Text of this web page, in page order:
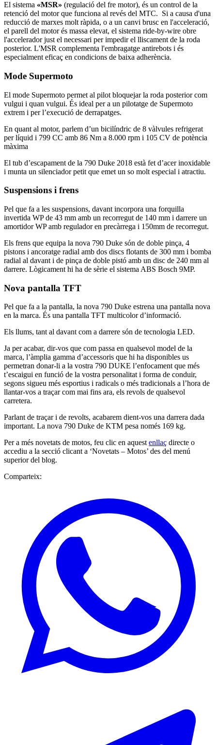
El sistema «MSR» (regulació del fre motor), és un control de la
retenció del motor que funciona al revés del MTC. Si a causa d'una
reducció de marxes molt ràpida, o a un canvi brusc en l'acceleració,
el parell del motor és massa elevat, el sistema ride-by-wire obre
l'accelerador just el necessari per impedir el lliscament de la roda
posterior. L'MSR complementa l'embragatge antirebots i és
especialment eficaç en condicions de baixa adherència.
Mode Supermoto
El mode Supermoto permet al pilot bloquejar la roda posterior com
vulgui i quan vulgui. És ideal per a un pilotatge de Supermoto
extrem i per l’execució de derrapatges.
En quant al motor, parlem d’un bicilíndric de 8 vàlvules refrigerat
per líquid i 799 CC amb 86 Nm a 8.000 rpm i 105 CV de potència
màxima
El tub d’escapament de la 790 Duke 2018 està fet d’acer inoxidable
i munta un silenciador petit que emet un so molt especial i atractiu.
Suspensions i frens
Pel que fa a les suspensions, davant incorpora una forquilla
invertida WP de 43 mm amb un recorregut de 140 mm i darrere un
amortidor WP amb regulador en precàrrega i 150mm de recorregut.
Els frens que equipa la nova 790 Duke són de doble pinça, 4
pistons i ancoratge radial amb dos discs flotants de 300 mm i bomba
radial al davant i de pinça de doble pistó amb un disc de 240 mm al
darrere. Lògicament hi ha de sèrie el sistema ABS Bosch 9MP.
Nova pantalla TFT
Pel que fa a la pantalla, la nova 790 Duke estrena una pantalla nova
en la marca. És una pantalla TFT multicolor d’informació.
Els llums, tant al davant com a darrere són de tecnologia LED.
Ja per acabar, dir-vos que com passa en qualsevol model de la
marca, l’àmplia gamma d’accessoris que hi ha disponibles us
permetran donar-li a la vostra 790 DUKE l’enfocament que més
t’escaigui en funció de la vostra personalitat i forma de conduir,
segons sigueu més esportius i radicals o més tradicionals a l’hora de
llantar-vos a traçar com mai fins ara, els revols de qualsevol
carretera.
Parlant de traçar i de revolts, acabarem dient-vos una darrera dada
important. La nova 790 Duke de KTM pesa només 169 kg.
Per a més novetats de motos, feu clic en aquestenllaç directe o
accediu a la secció clicant a ‘Novetats – Motos’ des del menú
superior del blog.
Comparteix: